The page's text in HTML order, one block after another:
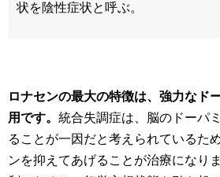
状を陰性症状と呼ぶ。
ロナセンの最大の特徴は、強力なド
用です。 統合失調症は、脳のドーパ
ることが一因だと考えられているた
ンを抑えてあげることが治療になり